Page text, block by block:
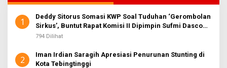
1
Deddy Sitorus Somasi KWP Soal Tuduhan ‘Gerombolan
Sirkus’, Buntut Rapat Komisi II Dipimpin Sufmi Dasco
Ahmad
794 Dilihat
2
Iman Irdian Saragih Apresiasi Penurunan Stunting di
Kota Tebingtinggi